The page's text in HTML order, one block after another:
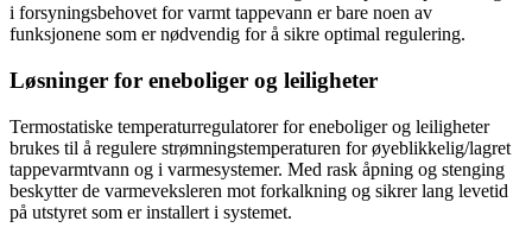
i forsyningsbehovet for varmt tappevann er bare noen av
funksjonene som er nødvendig for å sikre optimal regulering.
Løsninger for eneboliger og leiligheter
Termostatiske temperaturregulatorer for eneboliger og leiligheter
brukes til å regulere strømningstemperaturen for øyeblikkelig/lagret
tappevarmtvann og i varmesystemer. Med rask åpning og stenging
beskytter de varmeveksleren mot forkalkning og sikrer lang levetid
på utstyret som er installert i systemet.